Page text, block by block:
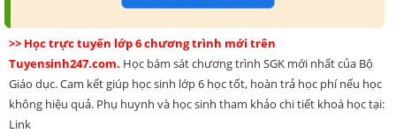
>> Học trực tuyến lớp 6 chương trình mới trên
Tuyensinh247.com. Học bám sát chương trình SGK mới nhất của Bộ
Giáo dục. Cam kết giúp học sinh lớp 6 học tốt, hoàn trả học phí nếu học
không hiệu quả. Phụ huynh và học sinh tham khảo chi tiết khoá học tại:
Link